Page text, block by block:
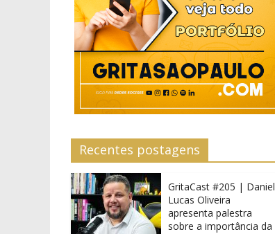
Recentes postagens
GritaCast #205 | Daniel
Lucas Oliveira
apresenta palestra
sobre a importância da